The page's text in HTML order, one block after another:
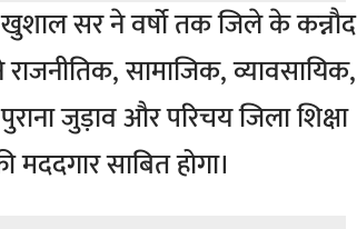
खुशाल सर ने वर्षो तक जिले के कन्नौद
राजनीतिक, सामाजिक, व्यावसायिक,
जुड़ाव और परिचय जिला शिक्षा
साबित होगा।